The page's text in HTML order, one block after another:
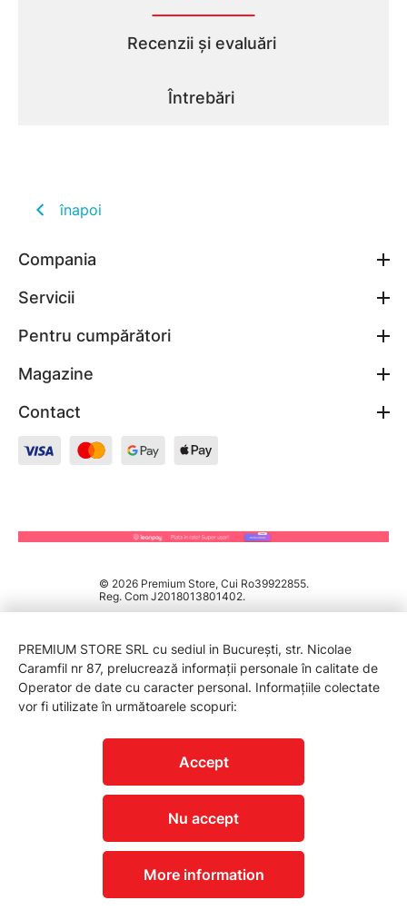
Recenzii și evaluări
Întrebări
înapoi
Compania
Servicii
Pentru cumpărători
Magazine
Contact
© 2026 Premium Store, Cui Ro39922855.
Reg. Com J2018013801402.
PREMIUM STORE SRL cu sediul in București, str. Nicolae
Caramfil nr 87, prelucrează informații personale în calitate de
Operator de date cu caracter personal. Informațiile colectate
vor fi utilizate în următoarele scopuri:
Accept
Nu accept
More information